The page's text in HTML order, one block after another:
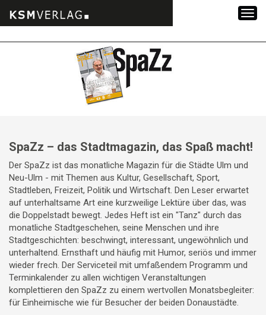
SpaZz – das Stadtmagazin, das Spaß macht!
Der SpaZz ist das monatliche Magazin für die Städte Ulm und
Neu-Ulm - mit Themen aus Kultur, Gesellschaft, Sport,
Stadtleben, Freizeit, Politik und Wirtschaft. Den Leser erwartet
auf unterhaltsame Art eine kurzweilige Lektüre über das, was
die Doppelstadt bewegt. Jedes Heft ist ein "Tanz" durch das
monatliche Stadtgeschehen, seine Menschen und ihre
Stadtgeschichten: beschwingt, interessant, ungewöhnlich und
unterhaltend. Ernsthaft und häufig mit Humor, seriös und immer
wieder frech. Der Serviceteil mit umfaßendem Programm und
Terminkalender zu allen wichtigen Veranstaltungen
komplettieren den SpaZz zu einem wertvollen Monatsbegleiter:
für Einheimische wie für Besucher der beiden Donaustädte.